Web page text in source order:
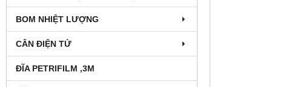
BOM NHIỆT LƯỢNG
CÂN ĐIỆN TỬ
ĐĨA PETRIFILM ,3M